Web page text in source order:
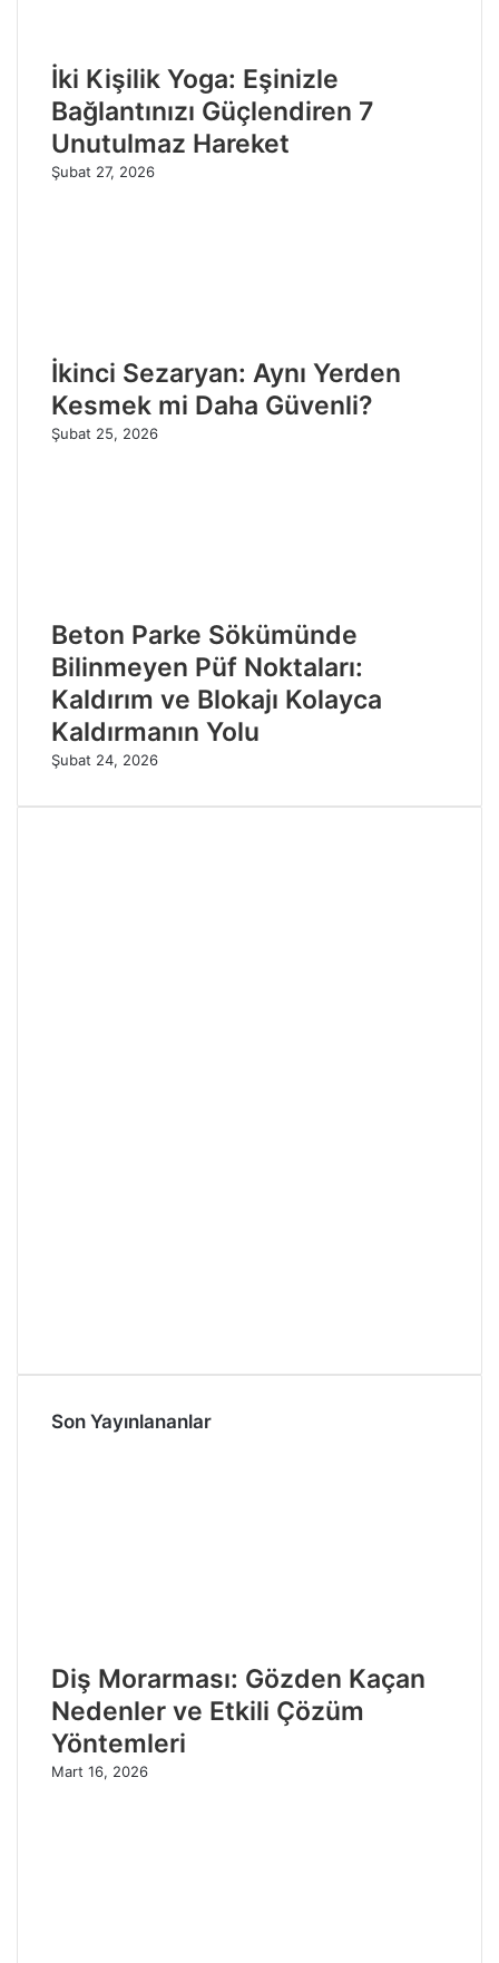
İki Kişilik Yoga: Eşinizle
Bağlantınızı Güçlendiren 7
Unutulmaz Hareket
Şubat 27, 2026
İkinci Sezaryan: Aynı Yerden
Kesmek mi Daha Güvenli?
Şubat 25, 2026
Beton Parke Sökümünde
Bilinmeyen Püf Noktaları:
Kaldırım ve Blokajı Kolayca
Kaldırmanın Yolu
Şubat 24, 2026
Son Yayınlananlar
Diş Morarması: Gözden Kaçan
Nedenler ve Etkili Çözüm
Yöntemleri
Mart 16, 2026